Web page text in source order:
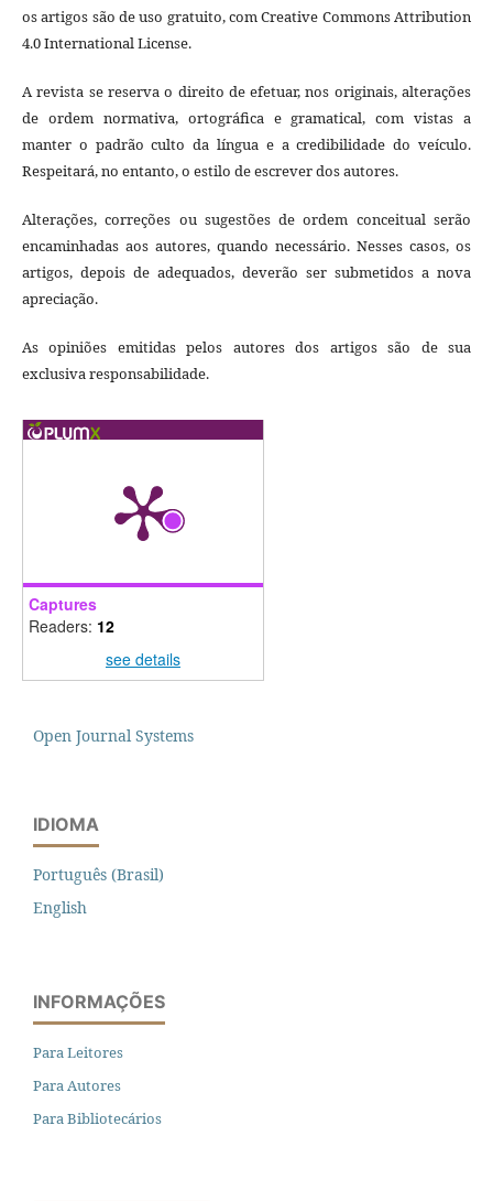
os artigos são de uso gratuito, com Creative Commons Attribution
4.0 International License.
A revista se reserva o direito de efetuar, nos originais, alterações
de ordem normativa, ortográfica e gramatical, com vistas a
manter o padrão culto da língua e a credibilidade do veículo.
Respeitará, no entanto, o estilo de escrever dos autores.
Alterações, correções ou sugestões de ordem conceitual serão
encaminhadas aos autores, quando necessário. Nesses casos, os
artigos, depois de adequados, deverão ser submetidos a nova
apreciação.
As opiniões emitidas pelos autores dos artigos são de sua
exclusiva responsabilidade.
Captures
Readers: 12
see details
Open Journal Systems
IDIOMA
Português (Brasil)
English
INFORMAÇÕES
Para Leitores
Para Autores
Para Bibliotecários